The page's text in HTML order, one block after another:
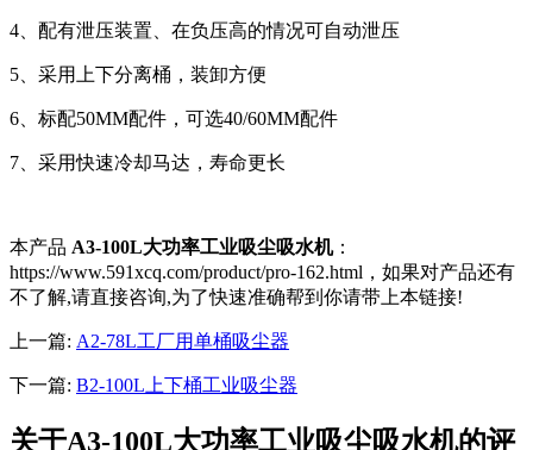
4、配有泄压装置、在负压高的情况可自动泄压
5、采用上下分离桶，装卸方便
6、标配50MM配件，可选40/60MM配件
7、采用快速冷却马达，寿命更长
本产品 A3-100L大功率工业吸尘吸水机：
https://www.591xcq.com/product/pro-162.html，如果对产品还有
不了解,请直接咨询,为了快速准确帮到你请带上本链接!
上一篇: A2-78L工厂用单桶吸尘器
下一篇: B2-100L上下桶工业吸尘器
关于A3-100L大功率工业吸尘吸水机的评